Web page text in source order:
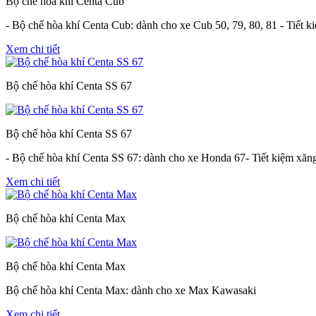
- Bộ chế hòa khí Centa Cub: dành cho xe Cub 50, 79, 80, 81 - Tiết
Xem chi tiết
Bộ chế hòa khí Centa SS 67
Bộ chế hòa khí Centa SS 67
- Bộ chế hòa khí Centa SS 67: dành cho xe Honda 67- Tiết kiệm
Xem chi tiết
Bộ chế hòa khí Centa Max
Bộ chế hòa khí Centa Max
Bộ chế hòa khí Centa Max: dành cho xe Max Kawasaki